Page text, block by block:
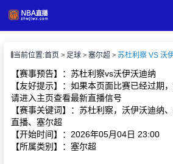
播
闻
当前位置:首页 足球 塞尔超
【赛事预告】：苏杜利察vs沃伊沃迪纳
【友好提示】：如果本页面比赛已经过期
请进入主页查看最新直播信号
【赛事关键词】：苏杜利察，沃伊沃迪纳
直播、塞尔超
【开始时间】：2026年05月04日 23:00
【所属类别】：塞尔超